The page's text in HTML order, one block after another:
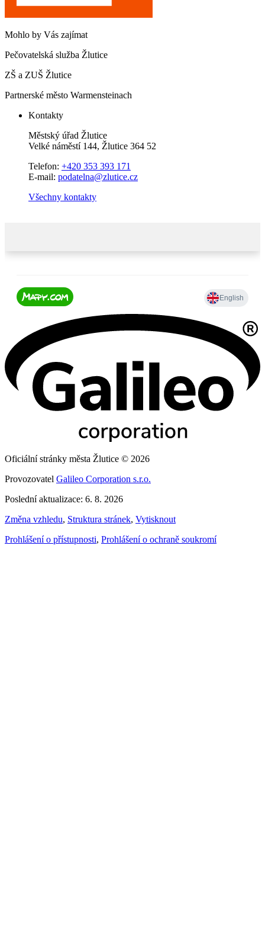
Mohlo by Vás zajímat
Pečovatelská služba Žlutice
ZŠ a ZUŠ Žlutice
Partnerské město Warmensteinach
Kontakty
Městský úřad Žlutice
Velké náměstí 144, Žlutice 364 52
Telefon: +420 353 393 171
E-mail: podatelna@zlutice.cz
Všechny kontakty
Oficiální stránky města Žlutice © 2026
Provozovatel Galileo Corporation s.r.o.
Poslední aktualizace: 6. 8. 2026
Změna vzhledu, Struktura stránek, Vytisknout
Prohlášení o přístupnosti, Prohlášení o ochraně soukromí